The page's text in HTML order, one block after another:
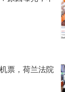
票，荷兰法院